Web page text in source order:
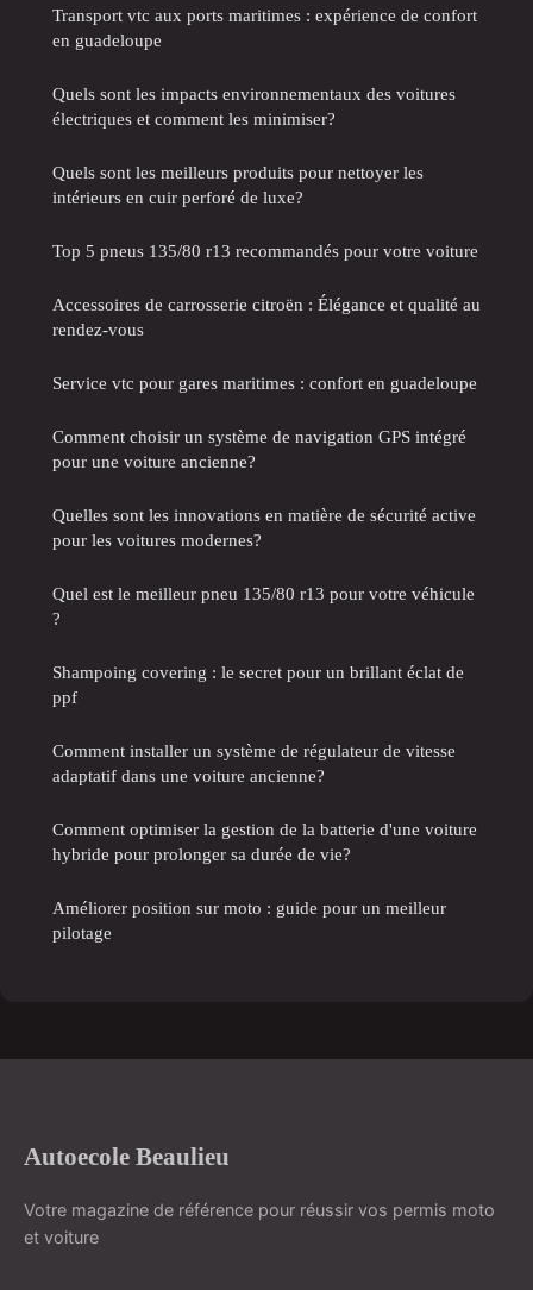
Transport vtc aux ports maritimes : expérience de confort
en guadeloupe
Quels sont les impacts environnementaux des voitures
électriques et comment les minimiser?
Quels sont les meilleurs produits pour nettoyer les
intérieurs en cuir perforé de luxe?
Top 5 pneus 135/80 r13 recommandés pour votre voiture
Accessoires de carrosserie citroën : Élégance et qualité au
rendez-vous
Service vtc pour gares maritimes : confort en guadeloupe
Comment choisir un système de navigation GPS intégré
pour une voiture ancienne?
Quelles sont les innovations en matière de sécurité active
pour les voitures modernes?
Quel est le meilleur pneu 135/80 r13 pour votre véhicule
?
Shampoing covering : le secret pour un brillant éclat de
ppf
Comment installer un système de régulateur de vitesse
adaptatif dans une voiture ancienne?
Comment optimiser la gestion de la batterie d'une voiture
hybride pour prolonger sa durée de vie?
Améliorer position sur moto : guide pour un meilleur
pilotage
Autoecole Beaulieu
Votre magazine de référence pour réussir vos permis moto
et voiture